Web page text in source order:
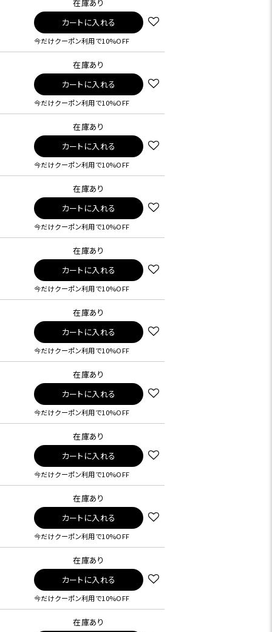
在庫あり
カートに入れる
今だけクーポン利用で10%OFF
在庫あり
カートに入れる
今だけクーポン利用で10%OFF
在庫あり
カートに入れる
今だけクーポン利用で10%OFF
在庫あり
カートに入れる
今だけクーポン利用で10%OFF
在庫あり
カートに入れる
今だけクーポン利用で10%OFF
在庫あり
カートに入れる
今だけクーポン利用で10%OFF
在庫あり
カートに入れる
今だけクーポン利用で10%OFF
在庫あり
カートに入れる
今だけクーポン利用で10%OFF
在庫あり
カートに入れる
今だけクーポン利用で10%OFF
在庫あり
カートに入れる
今だけクーポン利用で10%OFF
在庫あり